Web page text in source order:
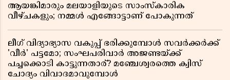
ആയങ്കിമാരും മലയാളിയുടെ സാംസ്കാരിക
വീഴ്ചകളും; നമ്മൾ എങ്ങോട്ടാണ് പോകുന്നത്
ലീഗ് വിദ്യാഭ്യാസ വകുപ്പ് ഭരിക്കുമ്പോൾ സവർക്കർക്ക്
'വീർ' പട്ടമോ; സംഘപരിവാർ അജണ്ടയ്ക്ക്
പച്ചക്കൊടി കാട്ടുന്നതാര്? മഞ്ചേശ്വരത്തെ ക്വിസ്
ചോദ്യം വിവാദമാവുമ്പോൾ